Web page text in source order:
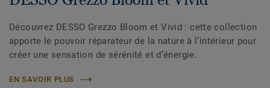
Découvrez DESSO Grezzo Bloom et Vivid : cette collection
apporte le pouvoir réparateur de la nature à l’intérieur pour
créer une sensation de sérénité et d’énergie.
EN SAVOIR PLUS